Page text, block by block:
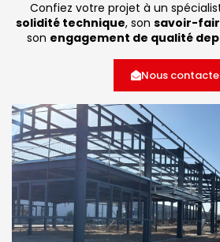
Confiez votre projet à un
solidité technique, son savoir-
son engagement de qualité
Nous